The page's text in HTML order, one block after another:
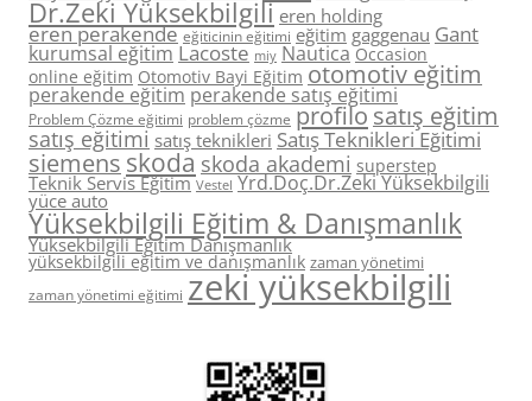
Dr.Zeki Yüksekbilgili eren holding
eren perakende eğiticinin eğitimi eğitim gaggenau Gant
kurumsal eğitim Lacoste miy Nautica Occasion
online eğitim Otomotiv Bayi Eğitim otomotiv eğitim
perakende eğitim perakende satış eğitimi
Problem Çözme eğitimi problem çözme profilo satış eğitim
satış eğitimi satış teknikleri Satış Teknikleri Eğitimi
siemens skoda skoda akademi superstep
Teknik Servis Eğitim Vestel Yrd.Doç.Dr.Zeki Yüksekbilgili
yüce auto
Yüksekbilgili Eğitim & Danışmanlık
Yüksekbilgili Eğitim Danışmanlık
yüksekbilgili eğitim ve danışmanlık zaman yönetimi
zaman yönetimi eğitimi zeki yüksekbilgili